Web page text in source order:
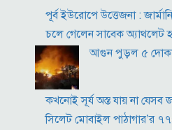
কুড়িগ্রামে শহিদমিনার
জনমনে ক্ষোভ
সবার সম্মিলিত প্রচেষ্টায়
প্রধানমন্ত্রী
পূর্ব ইউরোপে উত্তেজনা :
চলে গেলেন সাবেক অ্যাথলেট
আগুন পুড়ল ৫
কখনোই সূর্য অস্ত যায় না যেসব
সিলেট মোবাইল পাঠাগার’র